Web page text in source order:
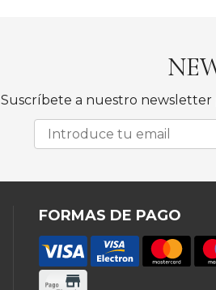
Suscríbete a nuestro newsletter
FORMAS DE PAGO